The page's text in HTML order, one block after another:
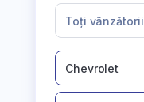
Toți vânzătorii
Chevrolet